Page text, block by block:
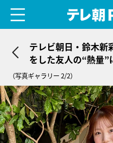
テレビ朝日・鈴木新
をした友人の“熱量
25軒（笑）」
（写真ギャラリー 2/2）